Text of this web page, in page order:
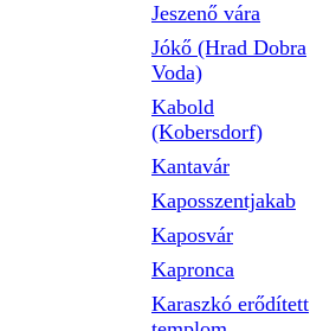
Jeszenő vára
Jókő (Hrad Dobra
Voda)
Kabold
(Kobersdorf)
Kantavár
Kaposszentjakab
Kaposvár
Kapronca
Karaszkó erődített